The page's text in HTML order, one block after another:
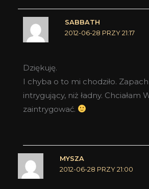
SABBATH
2012-06-28 PRZY 21:17
Dziękuję.
I chyba o to mi chodziło.
intrygujący, niż ładny. Chciałam
zaintrygować.
MYSZA
2012-06-28 PRZY 21:00